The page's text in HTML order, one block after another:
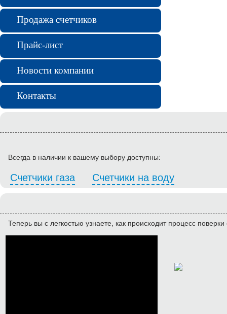
Продажа счетчиков
Прайс-лист
Новости компании
Контакты
Всегда в наличии к вашему выбору доступны:
Счетчики газа Счетчики на воду
Теперь вы с легкостью узнаете, как происходит процесс поверки